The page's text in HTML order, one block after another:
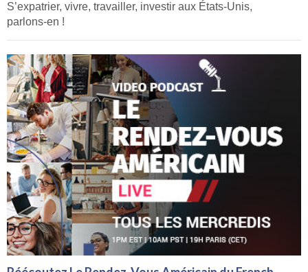
S’expatrier, vivre, travailler, investir aux États-Unis,
parlons-en !